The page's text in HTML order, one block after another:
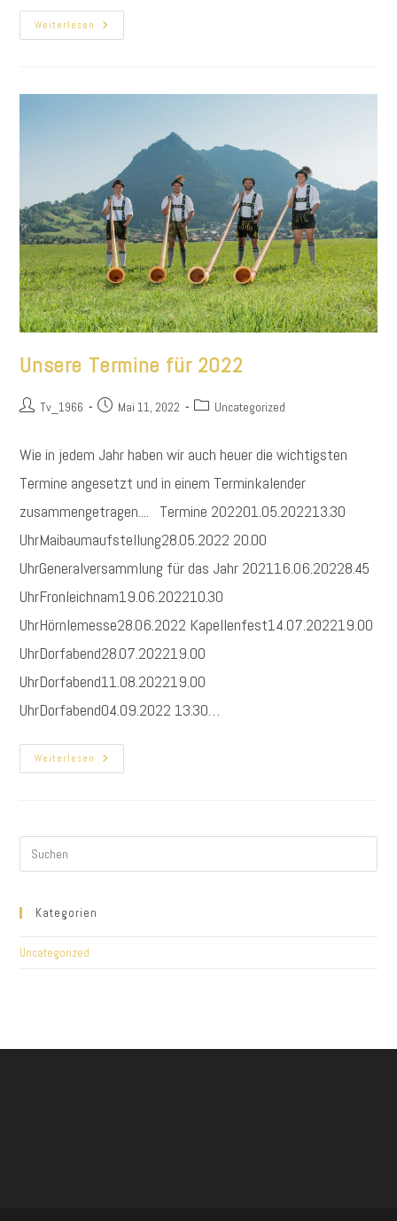
Weiterlesen Unsere
Termine
Unsere Termine für 2022
Beitrags-Tv_1966
BeitragMai 11, 2022
Beitrags-Uncategorized
Wie in jedem Jahr haben wir auch heuer die wichtigsten
Termine angesetzt und in einem Terminkalender
zusammengetragen.... Termine 202201.05.202213.30
UhrMaibaumaufstellung28.05.2022 20.00
UhrGeneralversammlung für das Jahr 202116.06.20228.45
UhrFronleichnam19.06.202210.30
UhrHörnlemesse28.06.2022 Kapellenfest14.07.202219.00
UhrDorfabend28.07.202219.00
UhrDorfabend11.08.202219.00
UhrDorfabend04.09.2022 13.30…
Weiterlesen Unsere
Termine
Kategorien
Uncategorized